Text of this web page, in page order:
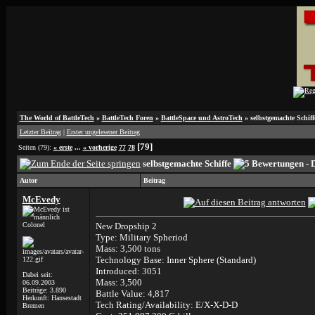
The World of BattleTech » BattleTech Foren » BattleSpace und AstroTech » selbstgemachte
Letzter Beitrag| Erster ungelesener Beitrag
Seiten (79): « erste... « vorherige 77 78 [79]
selbstgemachte Schiffe
Autor Beitrag
McEvedy
Colonel
Dabei seit:
06.09.2003
Beiträge: 3.890
Herkunft: Hansestadt
Bremen
New Dropship 2
Type: Military Spheriod
Mass: 3,500 tons
Technology Base: Inner Sphere (Standard)
Introduced: 3051
Mass: 3,500
Battle Value: 4,817
Tech Rating/Availability: E/X-X-D-D